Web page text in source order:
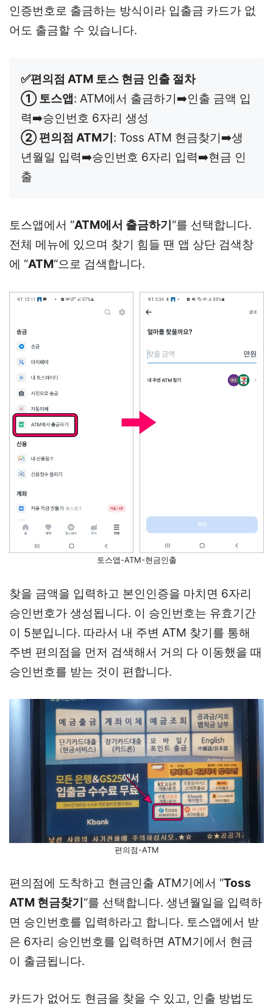
인증번호로 출금하는 방식이라 입출금 카드가 없
어도 출금할 수 있습니다.
✅편의점 ATM 토스 현금 인출 절차
① 토스앱: ATM에서 출금하기➡️인출 금액 입
② 편의점 ATM기: Toss ATM 현금찾기➡️생
년월일 입력➡️승인번호 6자리 입력➡️현금 인
출
토스앱에서 “ATM에서 출금하기 “를 선택합니다.
전체 메뉴에 있으며 찾기 힘들 땐 앱 상단 검색창
에 “ATM“으로 검색합니다.
토스앱-ATM-현금인출
찾을 금액을 입력하고 본인인증을 마치면 6자리
승인번호가 생성됩니다. 이 승인번호는 유효기간
이 5분입니다. 따라서 내 주변 ATM 찾기를 통해
주변 편의점을 먼저 검색해서 거의 다 이동했을 때
승인번호를 받는 것이 편합니다.
편의점-ATM
편의점에 도착하고 현금인출 ATM기에서 “Toss
ATM 현금찾기 “를 선택합니다. 생년월일을 입력하
면 승인번호를 입력하라고 합니다. 토스앱에서 받
은 6자리 승인번호를 입력하면 ATM기에서 현금
이 출금됩니다.
카드가 없어도 현금을 찾을 수 있고, 인출 방법도